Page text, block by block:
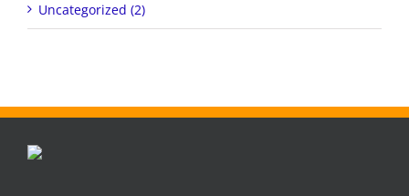
Uncategorized (2)